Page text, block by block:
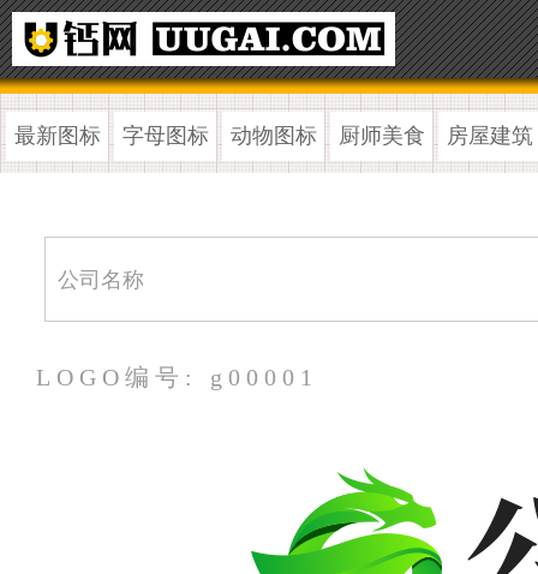
最新图标 字母图标 动物图标 厨师美食 房屋建筑
LOGO编号: g00001